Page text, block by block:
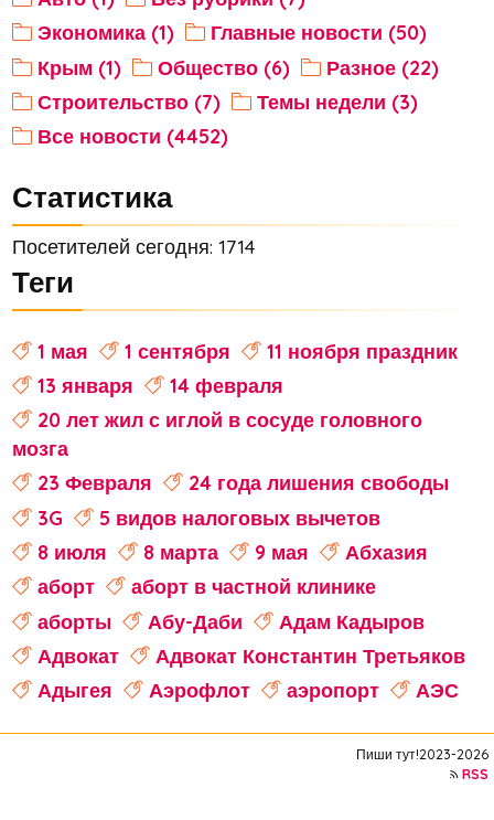
Экономика (1)
Главные новости (50)
Крым (1)
Общество (6)
Разное (22)
Строительство (7)
Темы недели (3)
Все новости (4452)
Статистика
Посетителей сегодня: 1714
Теги
1 мая 1 сентября
11 ноября праздник
13 января
14 февраля
20 лет жил с иглой в сосуде головного
мозга
23 Февраля
24 года лишения свободы
3G
5 видов налоговых вычетов
8 июля
8 марта 9 мая
Абхазия
аборт
аборт в частной клинике
аборты
Абу-Даби
Адам Кадыров
Адвокат
Адвокат Константин Третьяков
Адыгея
Аэрофлот аэропорт
АЭС
Пиши тут!2023-2026
RSS